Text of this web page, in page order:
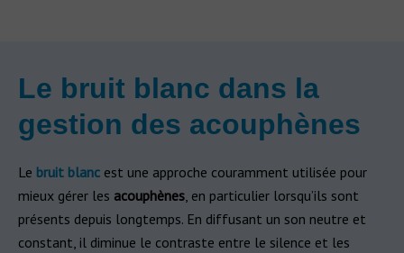
Le bruit blanc dans la
gestion des acouphènes
Le bruit blanc est une approche couramment utilisée pour
mieux gérer les acouphènes, en particulier lorsqu’ils sont
présents depuis longtemps. En diffusant un son neutre et
constant, il diminue le contraste entre le silence et les